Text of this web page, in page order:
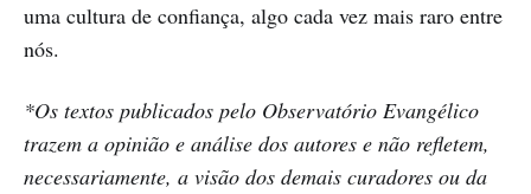
uma cultura de confiança, algo cada vez mais raro entre
nós.
*Os textos publicados pelo Observatório Evangélico
trazem a opinião e análise dos autores e não refletem,
necessariamente, a visão dos demais curadores ou da